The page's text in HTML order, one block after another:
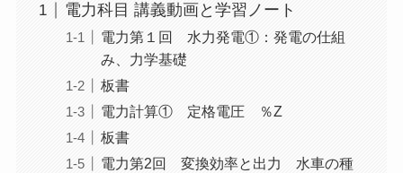
電力科目 講義動画と学習ノート
電力第１回 水力発電①：発電の仕組
み、力学基礎
板書
電力計算① 定格電圧 ％Z
板書
電力第2回 変換効率と出力 水車の種